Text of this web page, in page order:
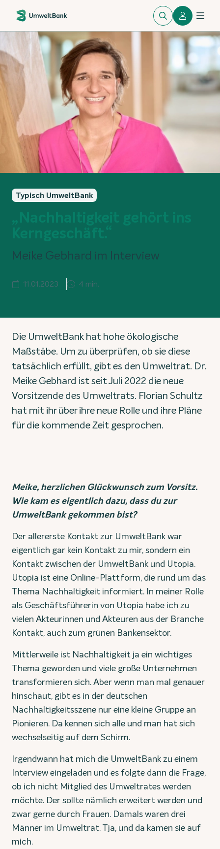
Typisch UmweltBank
„Nachhaltigkeit gehört ins
Kerngeschäft.“
Meike Gebhard im Interview
11.01.2023 4 min.
Die UmweltBank hat hohe ökologische
Maßstäbe. Um zu überprüfen, ob sie diese
tatsächlich erfüllt, gibt es den Umweltrat. Dr.
Meike Gebhard ist seit Juli 2022 die neue
Vorsitzende des Umweltrats. Florian Schultz
hat mit ihr über ihre neue Rolle und ihre Pläne
für die kommende Zeit gesprochen.
Meike, herzlichen Glückwunsch zum Vorsitz.
Wie kam es eigentlich dazu, dass du zur
UmweltBank gekommen bist?
Der allererste Kontakt zur UmweltBank war
eigentlich gar kein Kontakt zu mir, sondern ein
Kontakt zwischen der UmweltBank und Utopia.
Utopia ist eine Online-Plattform, die rund um das
Thema Nachhaltigkeit informiert. In meiner Rolle
als Geschäftsführerin von Utopia habe ich zu
vielen Akteurinnen und Akteuren aus der Branche
Kontakt, auch zum grünen Bankensektor.
Mittlerweile ist Nachhaltigkeit ja ein wichtiges
Thema geworden und viele große Unternehmen
transformieren sich. Aber wenn man mal genauer
hinschaut, gibt es in der deutschen
Nachhaltigkeitsszene nur eine kleine Gruppe an
Pionieren. Da kennen sich alle und man hat sich
wechselseitig auf dem Schirm.
Irgendwann hat mich die UmweltBank zu einem
Interview eingeladen und es folgte dann die Frage,
ob ich nicht Mitglied des Umweltrates werden
möchte. Der sollte nämlich erweitert werden und
zwar gerne durch Frauen. Damals waren drei
Männer im Umweltrat. Tja, und da kamen sie auf
mich.